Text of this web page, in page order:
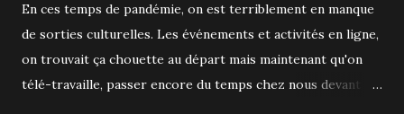
En ces temps de pandémie, on est terriblement en manque
de sorties culturelles. Les événements et activités en ligne,
on trouvait ça chouette au départ mais maintenant qu'on
télé-travaille, passer encore du temps chez nous devant un